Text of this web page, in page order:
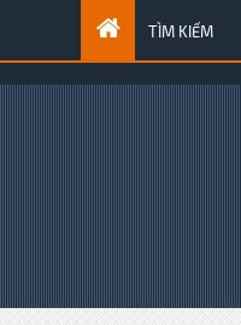
TÌM KIẾM